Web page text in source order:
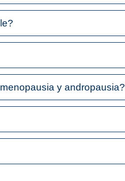
y andropausia?